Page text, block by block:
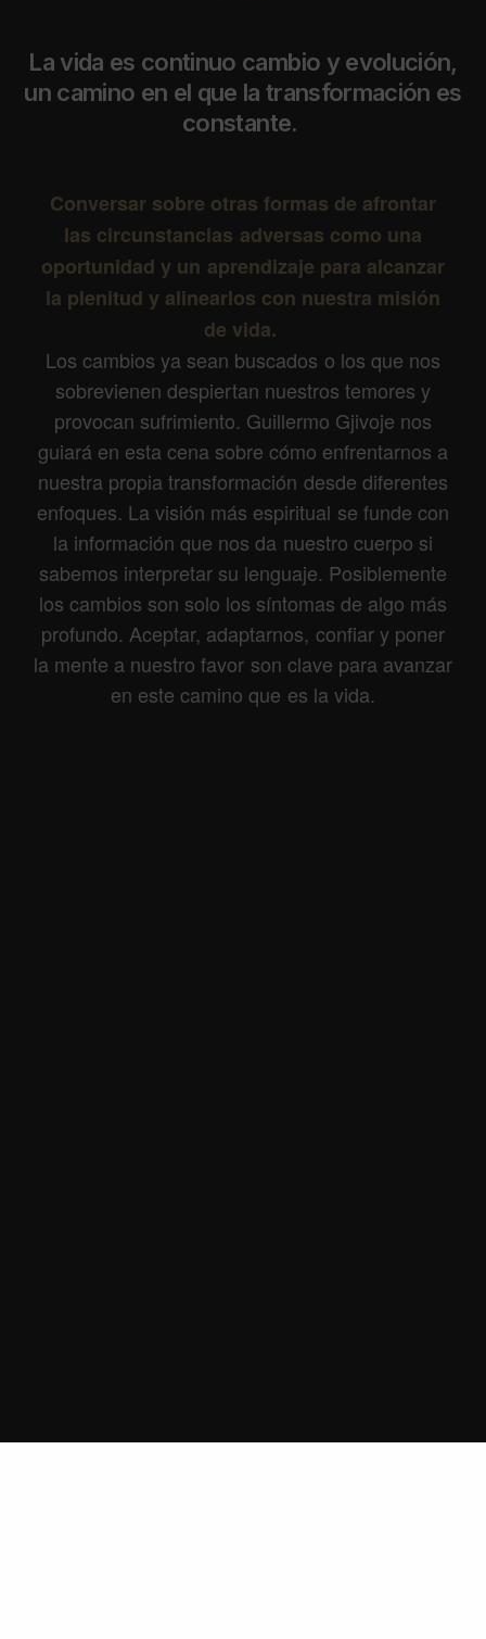
La vida es continuo cambio y evolución,
un camino en el que la transformación es
constante.
Conversar sobre otras formas de afrontar
las circunstancias adversas como una
oportunidad y un aprendizaje para alcanzar
la plenitud y alinearlos con nuestra misión
de vida.
Los cambios ya sean buscados o los que nos
sobrevienen despiertan nuestros temores y
provocan sufrimiento. Guillermo Gjivoje nos
guiará en esta cena sobre cómo enfrentarnos a
nuestra propia transformación desde diferentes
enfoques. La visión más espiritual se funde con
la información que nos da nuestro cuerpo si
sabemos interpretar su lenguaje. Posiblemente
los cambios son solo los síntomas de algo más
profundo. Aceptar, adaptarnos, confiar y poner
la mente a nuestro favor son clave para avanzar
en este camino que es la vida.